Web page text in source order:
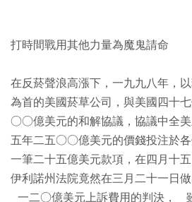
打時間戰用其他力量為魔鬼請命
在反菸聲浪高漲下，一九九八年，
為首的美國菸草公司，與美國四十
○○億美元的和解協議，協議中全
五年二五○○億美元的價錢投注於各
一筆二十五億美元款項，在四月十
伊利諾州法院竟然在三月二十一日
一二○億美元上訴費用的判決，